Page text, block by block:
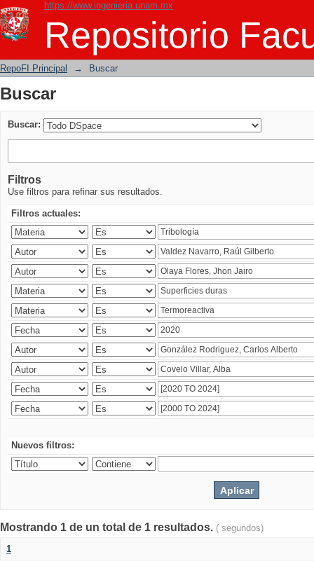
https://www.ingenieria.unam.mx
Repositorio
Buscar
RepoFI Principal → Buscar
Buscar
Buscar:
Filtros
Use filtros para refinar sus resultados.
Filtros actuales:
Nuevos filtros:
Mostrando 1 de un total de 1 resultados. ( segundos)
1